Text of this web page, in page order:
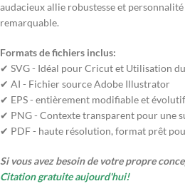
audacieux allie robustesse et
remarquable.
Formats de fichiers inclus:
✔ SVG - Idéal pour Cricut et Utilisation
✔ AI - Fichier source Adobe Illustrator
✔ EPS - entièrement modifiable et évolutif
✔ PNG - Contexte transparent pour une
✔ PDF - haute résolution, format prêt
Si vous avez besoin de votre propre
Citation gratuite aujourd'hui!